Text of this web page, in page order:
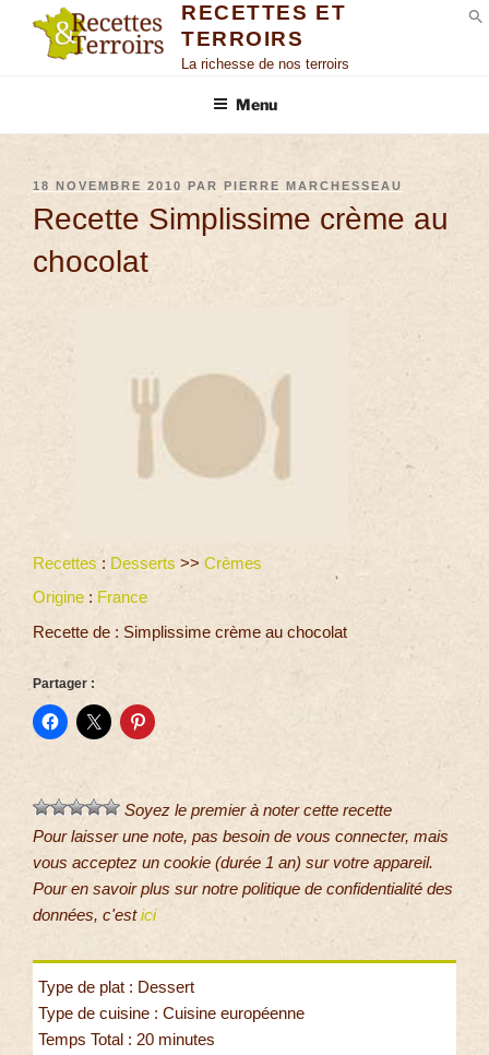
RECETTES ET
TERROIRS
La richesse de nos terroirs
Menu
18 NOVEMBRE 2010 PAR PIERRE MARCHESSEAU
Recette Simplissime crème au
chocolat
Recettes : Desserts >> Crèmes
Origine : France
Recette de : Simplissime crème au chocolat
Partager :
Soyez le premier à noter cette recette
Pour laisser une note, pas besoin de vous connecter, mais
vous acceptez un cookie (durée 1 an) sur votre appareil.
Pour en savoir plus sur notre politique de confidentialité des
données, c'estici
Type de plat : Dessert
Type de cuisine : Cuisine européenne
Temps Total : 20 minutes